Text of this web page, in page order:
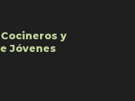
y
Jóvenes